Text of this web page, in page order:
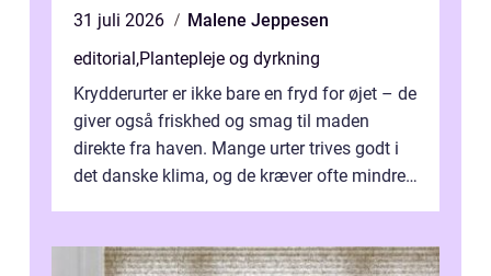
31 juli 2026
Malene Jeppesen
editorial ,Plantepleje og dyrkning
Krydderurter er ikke bare en fryd for øjet – de
giver også friskhed og smag til maden
direkte fra haven. Mange urter trives godt i
det danske klima, og de kræver ofte mindre